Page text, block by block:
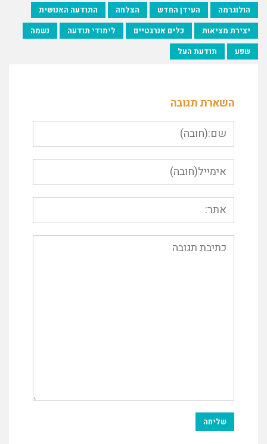
הולוגרמה העידן החדש הצלחה
התודעה האנושית
יצירת מציאות
כלים אנרגטיים לימודי תודעה
נשמה
שפע
תודעת העל
השארת תגובה